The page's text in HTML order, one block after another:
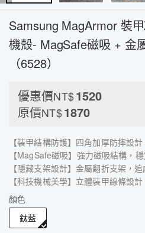
Samsung MagArmor 裝
機殼- MagSafe磁吸 + 金
（6528）
優惠價NT$1520
原價NT$1870
【裝甲結構防護】四角加厚防摔設
【MagSafe磁吸】強力磁吸結構，
【隱藏支架設計】金屬翻折支架，
【科技機械美學】立體裝甲線條設
顏色
鈦藍